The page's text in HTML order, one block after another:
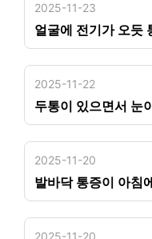
2025-11-23
얼굴에 전기가 오듯
2025-11-22
두통이 있으면서 눈
2025-11-20
발바닥 통증이 아침